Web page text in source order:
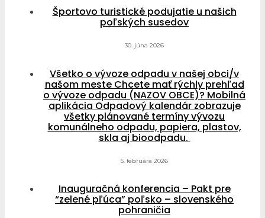
Športovo turistické podujatie u našich
poľských susedov
30. júna 2026
Všetko o vývoze odpadu v našej obci/v
našom meste Chcete mať rýchly prehľad
o vývoze odpadu (NAZOV OBCE)? Mobilná
aplikácia Odpadový kalendár zobrazuje
všetky plánované termíny vývozu
komunálneho odpadu, papiera, plastov,
skla aj bioodpadu.
5. februára 2026
Inauguračná konferencia – Pakt pre
“zelené pľúca” poľsko – slovenského
pohraničia